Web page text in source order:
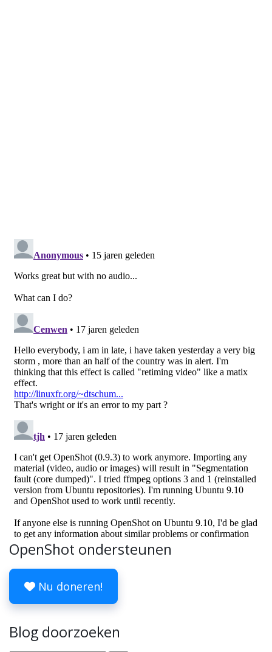
OpenShot ondersteunen
Nu doneren!
Blog doorzoeken